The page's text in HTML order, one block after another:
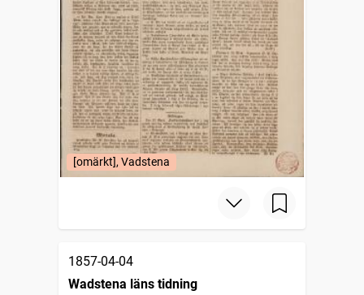
[omärkt], Vadstena
1857-04-04
Wadstena läns tidning